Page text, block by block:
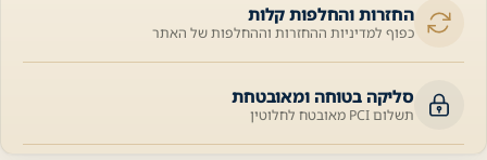
החזרות והחלפות קלות
כפוף למדיניות ההחזרות וההחלפות של האתר
סליקה בטוחה ומאובטחת
תשלום PCI מאובטח לחלוטין